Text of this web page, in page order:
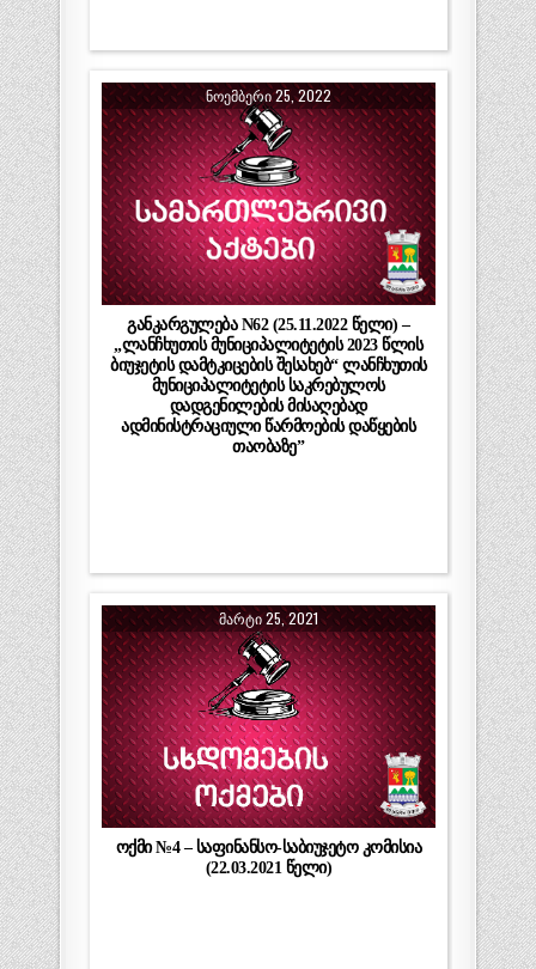
ᲜᲝᲔᲛᲑᲔᲠᲘ 25, 2022
განკარგულება N62 (25.11.2022 წელი) –
„ლანჩხუთის მუნიციპალიტეტის 2023 წლის
ბიუჯეტის დამტკიცების შესახებ“ ლანჩხუთის
მუნიციპალიტეტის საკრებულოს
დადგენილების მისაღებად
ადმინისტრაციული წარმოების დაწყების
თაობაზე”
ᲛᲐᲠᲢᲘ 25, 2021
ოქმი №4 – საფინანსო-საბიუჯეტო კომისია
(22.03.2021 წელი)